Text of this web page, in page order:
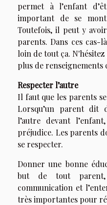
permet à l’enfant
important de se
Toutefois, il peut y
parents. Dans ces cas-
loin de tout ça. N'hésitez
plus de renseignements
Respecter l’autre
Il faut que les parents
Lorsqu’un parent dit
l’autre devant
préjudice. Les parents
se respecter.
Donner une bonne
but de tout
communication et
très importantes pour